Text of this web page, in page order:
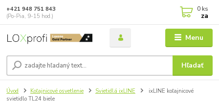
Menu
Hľadať
+421 948 751 843
(Po-Pia, 9-15 hod.)
0 ks
za
Úvod Koľajnicové osvetlenie Svietidlá ixLINE
ixLINE koľajnicové
svietidlo TL24 biele